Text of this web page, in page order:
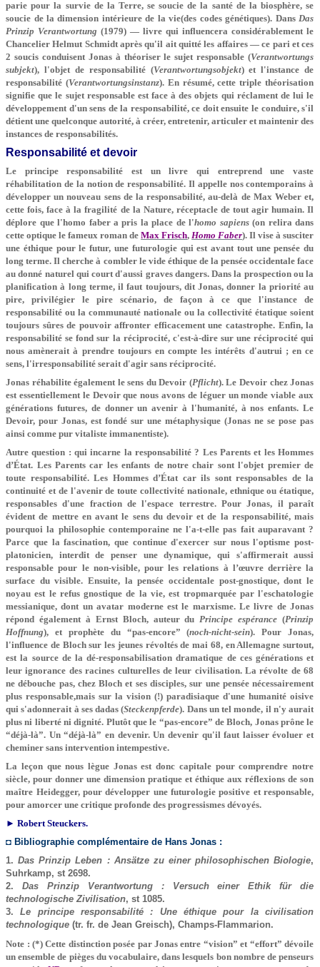
parie pour la survie de la Terre, se soucie de la santé de la biosphère, se
soucie de la dimension intérieure de la vie(des codes génétiques). DansDas
Prinzip Verantwortung (1979) — livre qui influencera considérablement le
Chancelier Helmut Schmidt après qu'il ait quitté les affaires — ce pari et ces
2 soucis conduisent Jonas à théoriser le sujet responsable (Verantwortungs
subjekt), l'objet de responsabilité (Verantwortungsobjekt) et l'instance de
responsabilité (Verantwortungsinstanz). En résumé, cette triple théorisation
signifie que le sujet responsable est face à des objets qui réclament de lui le
développement d'un sens de la responsabilité, ce doit ensuite le conduire, s'il
détient une quelconque autorité, à créer, entretenir, articuler et maintenir des
instances de responsabilités.
Responsabilité et devoir
Le principe responsabilité est un livre qui entreprend une vaste
réhabilitation de la notion de responsabilité. Il appelle nos contemporains à
développer un nouveau sens de la responsabilité, au-delà de Max Weber et,
cette fois, face à la fragilité de la Nature, réceptacle de tout agir humain. Il
déplore que l'homo faber a pris la place de l'homo sapiens(on relira dans
cette optique le fameux roman deMax Frisch, Homo Faber). Il vise à susciter
une éthique pour le futur, une futurologie qui est avant tout une pensée du
long terme. Il cherche à combler le vide éthique de la pensée occidentale face
au donné naturel qui court d'aussi graves dangers. Dans la prospection ou la
planification à long terme, il faut toujours, dit Jonas, donner la priorité au
pire, privilégier le pire scénario, de façon à ce que l'instance de
responsabilité ou la communauté nationale ou la collectivité étatique soient
toujours sûres de pouvoir affronter efficacement une catastrophe. Enfin, la
responsabilité se fond sur la réciprocité, c'est-à-dire sur une réciprocité qui
nous amènerait à prendre toujours en compte les intérêts d'autrui ; en ce
sens, l'irresponsabilité serait d'agir sans réciprocité.
Jonas réhabilite également le sens du Devoir (Pflicht). Le Devoir chez Jonas
est essentiellement le Devoir que nous avons de léguer un monde viable aux
générations futures, de donner un avenir à l'humanité, à nos enfants. Le
Devoir, pour Jonas, est fondé sur une métaphysique (Jonas ne se pose pas
ainsi comme pur vitaliste immanentiste).
Autre question : qui incarne la responsabilité ? Les Parents et les Hommes
d’État. Les Parents car les enfants de notre chair sont l'objet premier de
toute responsabilité. Les Hommes d’État car ils sont responsables de la
continuité et de l'avenir de toute collectivité nationale, ethnique ou étatique,
responsables d'une fraction de l'espace terrestre. Pour Jonas, il paraît
évident de mettre en avant le sens du devoir et de la responsabilité, mais
pourquoi la philosophie contemporaine ne l'a-t-elle pas fait auparavant ?
Parce que la fascination, que continue d'exercer sur nous l'optisme post-
platonicien, interdit de penser une dynamique, qui s'affirmerait aussi
responsable pour le non-visible, pour les relations à l’œuvre derrière la
surface du visible. Ensuite, la pensée occidentale post-gnostique, dont le
noyau est le refus gnostique de la vie, est tropmarquée par l'eschatologie
messianique, dont un avatar moderne est le marxisme. Le livre de Jonas
répond également à Ernst Bloch, auteur du Principe espérance (Prinzip
Hoffnung), et prophète du “pas-encore” (noch-nicht-sein). Pour Jonas,
l'influence de Bloch sur les jeunes révoltés de mai 68, en Allemagne surtout,
est la source de la dé-responsabilisation dramatique de ces générations et
leur ignorance des racines culturelles de leur civilisation. La révolte de 68
ne débouche pas, chez Bloch et ses disciples, sur une pensée nécessairement
plus responsable,mais sur la vision (!) paradisiaque d'une humanité oisive
qui s'adonnerait à ses dadas (Steckenpferde). Dans un tel monde, il n'y aurait
plus ni liberté ni dignité. Plutôt que le “pas-encore” de Bloch, Jonas prône le
“déjà-là”. Un “déjà-là” en devenir. Un devenir qu'il faut laisser évoluer et
cheminer sans intervention intempestive.
La leçon que nous lègue Jonas est donc capitale pour comprendre notre
siècle, pour donner une dimension pratique et éthique aux réflexions de son
maître Heidegger, pour développer une futurologie positive et responsable,
pour amorcer une critique profonde des progressismes dévoyés.
► Robert Steuckers.
◘ Bibliographie complémentaire de Hans Jonas :
1.Das Prinzip Leben : Ansätze zu einer philosophischen Biologie,
Suhrkamp, st 2698.
2.Das Prinzip Verantwortung : Versuch einer Ethik für die
technologische Zivilisation, st 1085.
3.Le principe responsabilité : Une éthique pour la civilisation
technologique (tr. fr. de Jean Greisch), Champs-Flammarion.
Note : (*) Cette distinction posée par Jonas entre “vision” et “effort” dévoile
un ensemble de pièges du vocabulaire, dans lesquels bon nombre de penseurs